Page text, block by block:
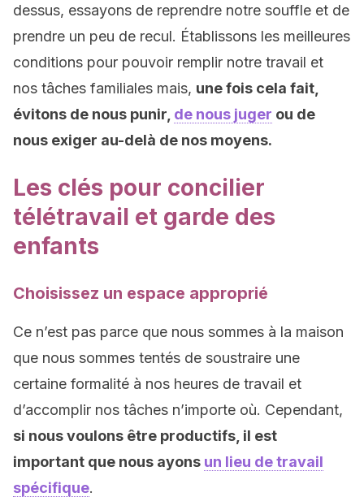
dessus, essayons de reprendre notre souffle et de
prendre un peu de recul. Établissons les meilleures
conditions pour pouvoir remplir notre travail et
nos tâches familiales mais, une fois cela fait,
évitons de nous punir, de nous juger ou de
nous exiger au-delà de nos moyens.
Les clés pour concilier
télétravail et garde des
enfants
Choisissez un espace approprié
Ce n’est pas parce que nous sommes à la maison
que nous sommes tentés de soustraire une
certaine formalité à nos heures de travail et
d’accomplir nos tâches n’importe où. Cependant,
si nous voulons être productifs, il est
important que nous ayons un lieu de travail
spécifique.